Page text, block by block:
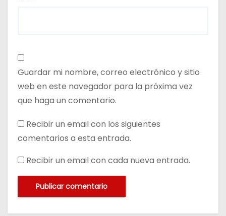
Guardar mi nombre, correo electrónico y sitio
web en este navegador para la próxima vez
que haga un comentario.
Recibir un email con los siguientes
comentarios a esta entrada.
Recibir un email con cada nueva entrada.